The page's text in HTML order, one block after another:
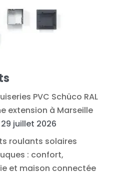
PVC Schüco RAL
extension à Marseille
29 juillet 2026
roulants solaires
: confort,
et maison connectée